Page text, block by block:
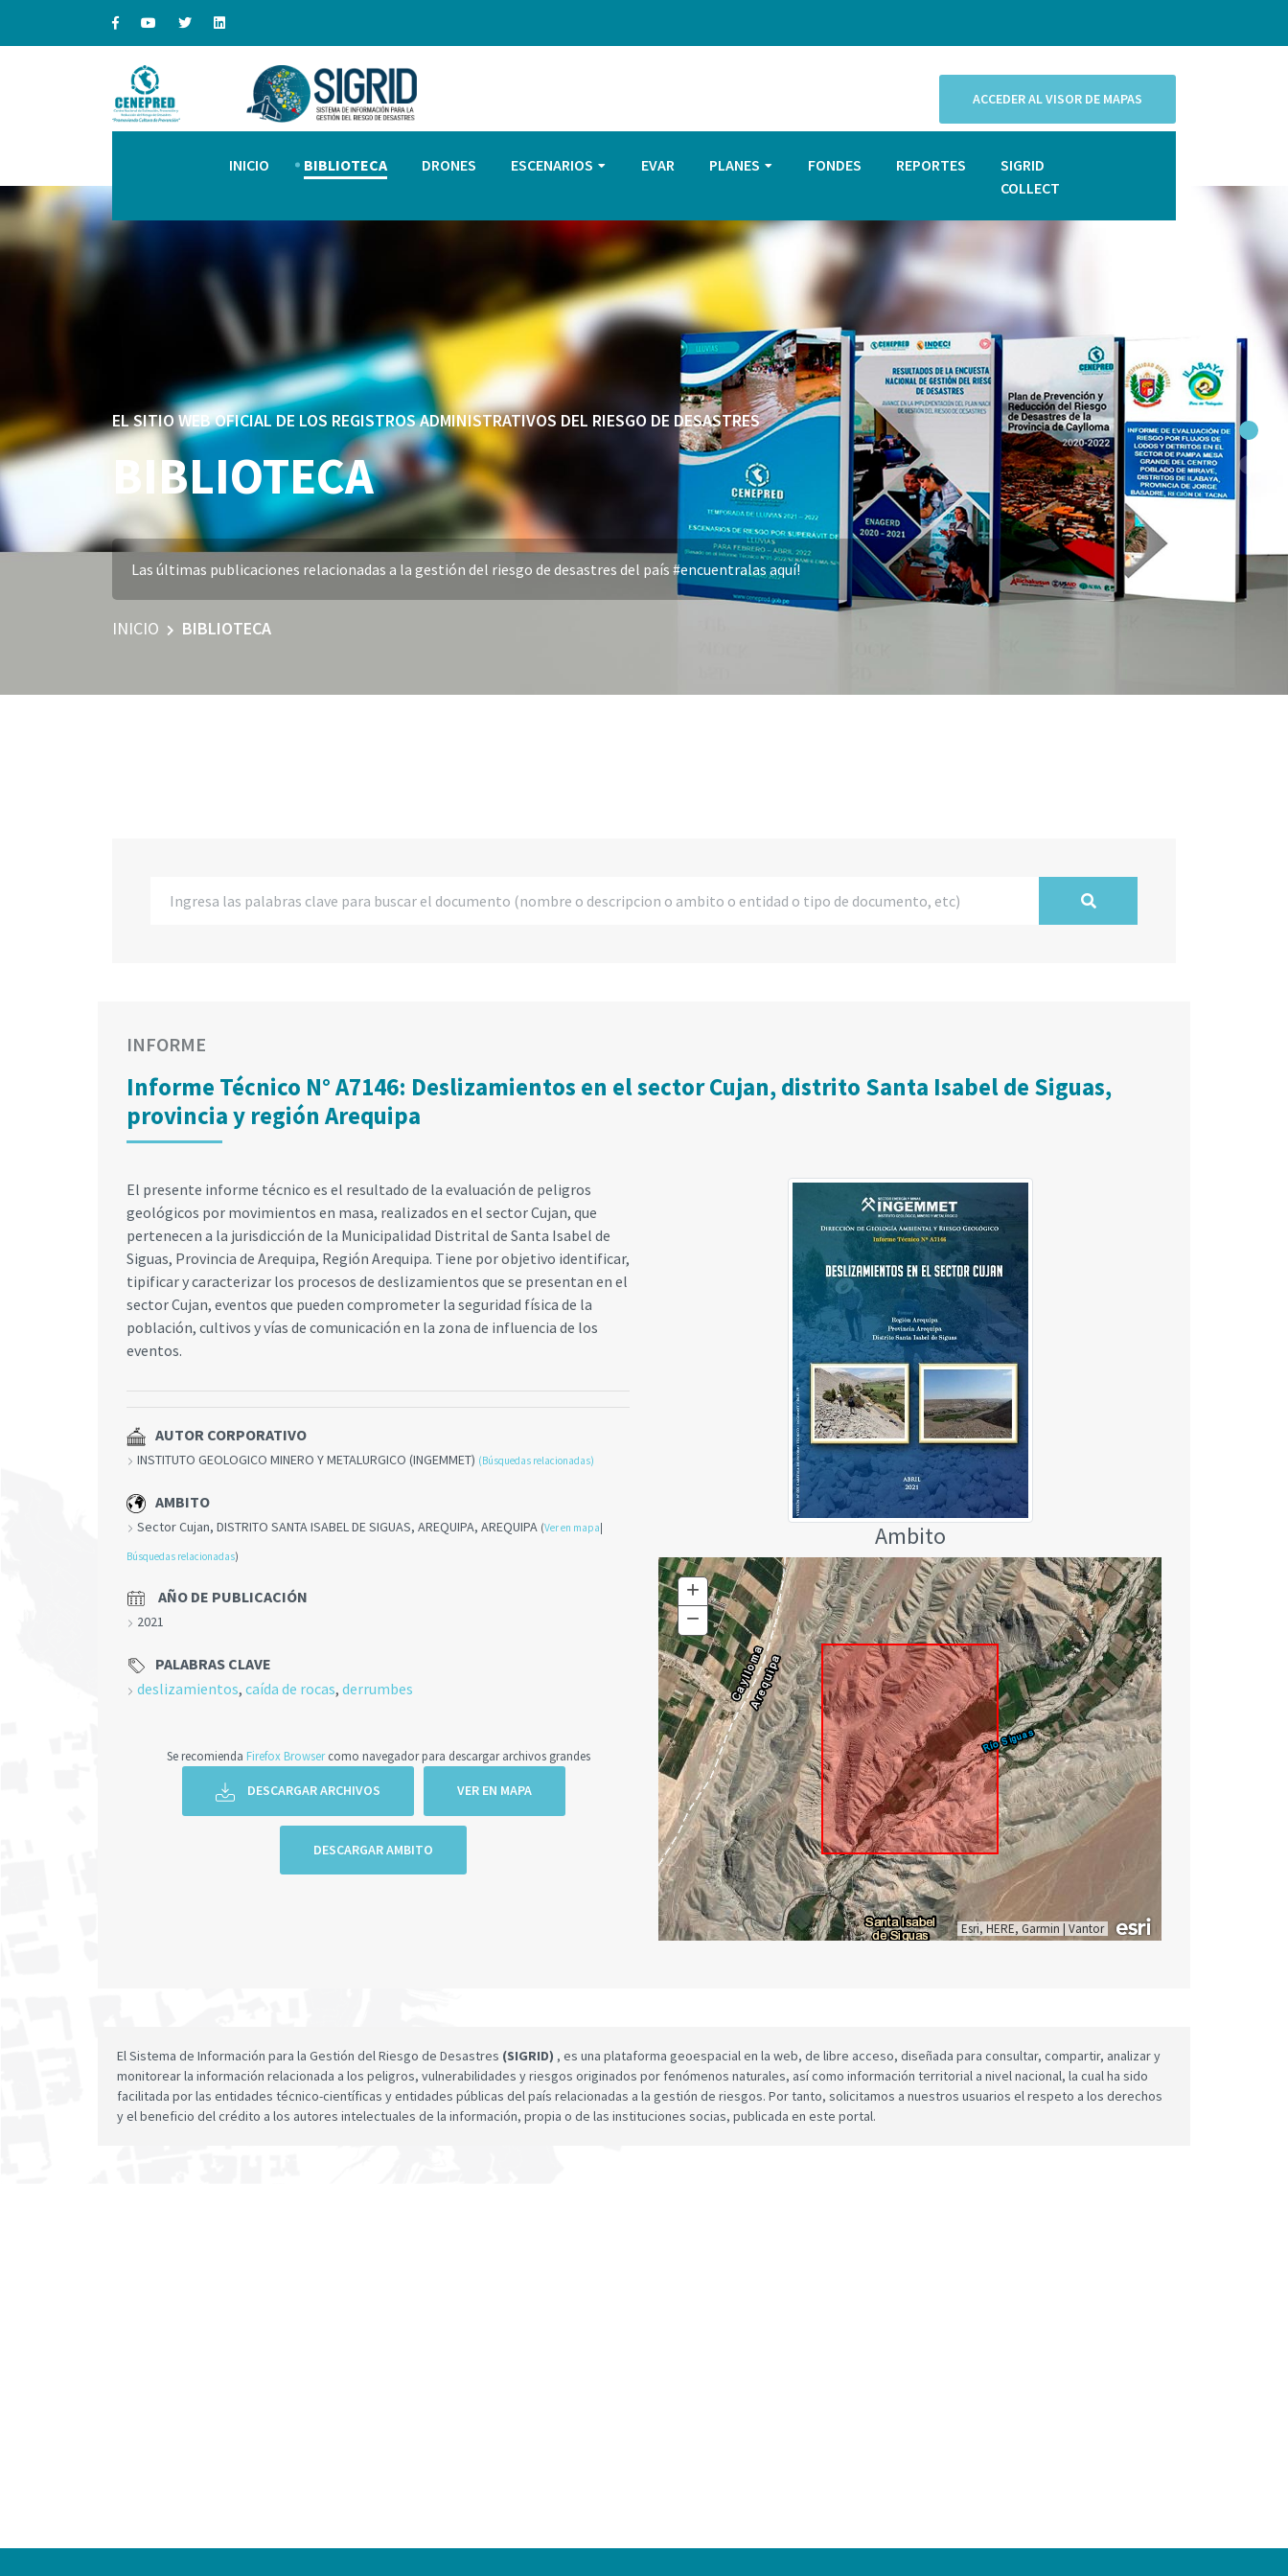
ACCEDER AL VISOR DE MAPAS
INICIO BIBLIOTECA DRONES ESCENARIOS EVAR PLANES FONDES REPORTES
SIGRID
COLLECT
EL SITIO WEB OFICIAL DE LOS REGISTROS ADMINISTRATIVOS DEL RIESGO DE DESASTRES
BIBLIOTECA
Las últimas publicaciones relacionadas a la gestión del riesgo de desastres del país #encuentralas aquí!
INICIO BIBLIOTECA
INFORME
Informe Técnico N° A7146: Deslizamientos en el sector Cujan, distrito Santa Isabel de Siguas,
provincia y región Arequipa
El presente informe técnico es el resultado de la evaluación de peligros
geológicos por movimientos en masa, realizados en el sector Cujan, que
pertenecen a la jurisdicción de la Municipalidad Distrital de Santa Isabel de
Siguas, Provincia de Arequipa, Región Arequipa. Tiene por objetivo identificar,
tipificar y caracterizar los procesos de deslizamientos que se presentan en el
sector Cujan, eventos que pueden comprometer la seguridad física de la
población, cultivos y vías de comunicación en la zona de influencia de los
eventos.
AUTOR CORPORATIVO
INSTITUTO GEOLOGICO MINERO Y METALURGICO (INGEMMET) (Búsquedas relacionadas)
AMBITO
Sector Cujan, DISTRITO SANTA ISABEL DE SIGUAS, AREQUIPA, AREQUIPA (Ver en mapa
Búsquedas relacionadas)
AÑO DE PUBLICACIÓN
2021
PALABRAS CLAVE
deslizamientos, caída de rocas, derrumbes
Se recomienda Firefox Browsercomo navegador para descargar archivos grandes
DESCARGAR ARCHIVOS VER EN MAPA
DESCARGAR AMBITO
Ambito
Esri, HERE, Garmin | Vantor
+ Zoom
In
− Zoom
Out
El Sistema de Información para la Gestión del Riesgo de Desastres (SIGRID) , es una plataforma geoespacial en la web, de libre acceso, diseñada para consultar, compartir, analizar y
monitorear la información relacionada a los peligros, vulnerabilidades y riesgos originados por fenómenos naturales, así como información territorial a nivel nacional, la cual ha sido
facilitada por las entidades técnico-científicas y entidades públicas del país relacionadas a la gestión de riesgos. Por tanto, solicitamos a nuestros usuarios el respeto a los derechos
y el beneficio del crédito a los autores intelectuales de la información, propia o de las instituciones socias, publicada en este portal.